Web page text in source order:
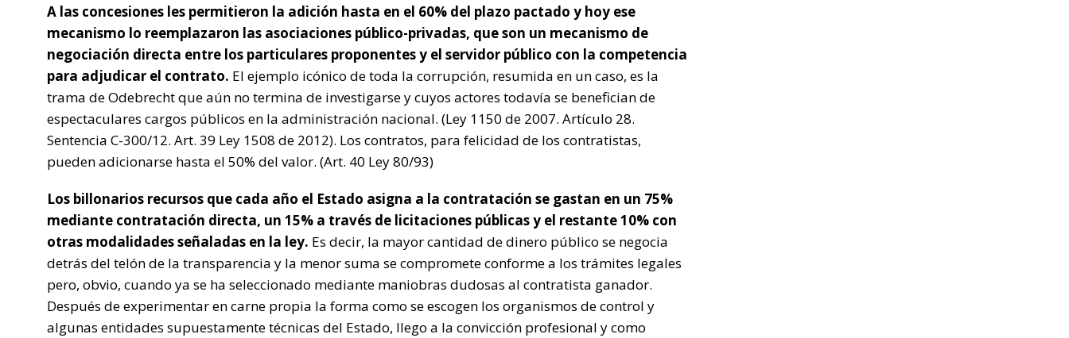
A las concesiones les permitieron la adición hasta en el 60% del plazo pactado y hoy ese
mecanismo lo reemplazaron las asociaciones público-privadas, que son un mecanismo de
negociación directa entre los particulares proponentes y el servidor público con la competencia
para adjudicar el contrato. El ejemplo icónico de toda la corrupción, resumida en un caso, es la
trama de Odebrecht que aún no termina de investigarse y cuyos actores todavía se benefician de
espectaculares cargos públicos en la administración nacional. (Ley 1150 de 2007. Artículo 28.
Sentencia C-300/12. Art. 39 Ley 1508 de 2012). Los contratos, para felicidad de los contratistas,
pueden adicionarse hasta el 50% del valor. (Art. 40 Ley 80/93)
Los billonarios recursos que cada año el Estado asigna a la contratación se gastan en un 75%
mediante contratación directa, un 15% a través de licitaciones públicas y el restante 10% con
otras modalidades señaladas en la ley. Es decir, la mayor cantidad de dinero público se negocia
detrás del telón de la transparencia y la menor suma se compromete conforme a los trámites legales
pero, obvio, cuando ya se ha seleccionado mediante maniobras dudosas al contratista ganador.
Después de experimentar en carne propia la forma como se escogen los organismos de control y
algunas entidades supuestamente técnicas del Estado, llego a la convicción profesional y como